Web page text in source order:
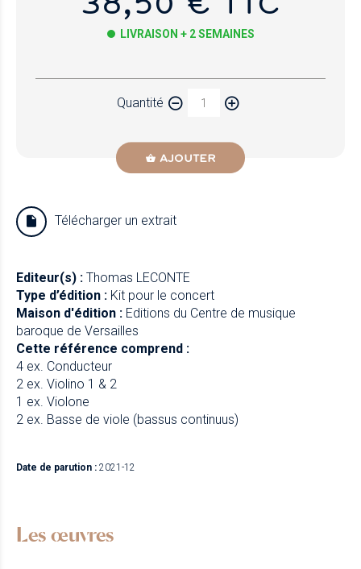
LIVRAISON + 2 SEMAINES
Quantité
AJOUTER
Télécharger un extrait
Editeur(s) : Thomas LECONTE
Type d’édition : Kit pour le concert
Maison d'édition : Editions du Centre de musique
baroque de Versailles
Cette référence comprend :
4 ex. Conducteur
2 ex. Violino 1 & 2
1 ex. Violone
2 ex. Basse de viole (bassus continuus)
Date de parution : 2021-12
Les œuvres